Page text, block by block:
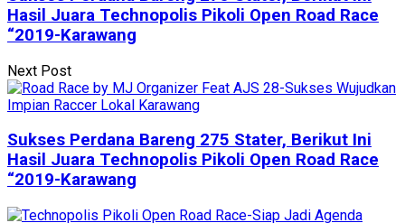
Hasil Juara Technopolis Pikoli Open Road Race
“2019-Karawang
Next Post
Sukses Perdana Bareng 275 Stater, Berikut Ini
Hasil Juara Technopolis Pikoli Open Road Race
“2019-Karawang